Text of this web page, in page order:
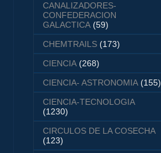
CANALIZADORES-
CONFEDERACION
GALACTICA (59)
CHEMTRAILS (173)
CIENCIA (268)
CIENCIA- ASTRONOMIA (155)
CIENCIA-TECNOLOGIA
(1230)
CIRCULOS DE LA COSECHA
(123)